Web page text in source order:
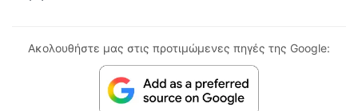
Ακολουθήστε μας στις προτιμώμενες πηγές της Google: